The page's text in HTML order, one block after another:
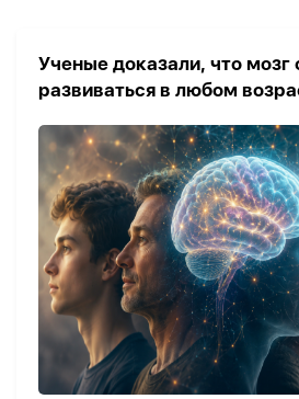
Ученые доказали, что мозг
развиваться в любом